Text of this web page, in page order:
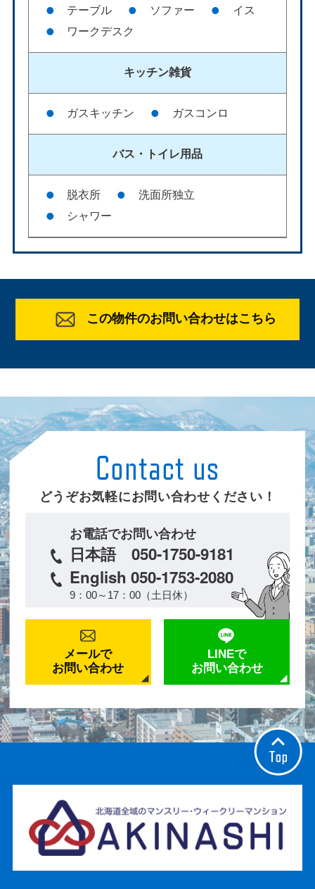
テーブル
ソファー
イス
ワークデスク
キッチン雑貨
ガスキッチン ガスコンロ
バス・ トイレ用品
脱衣所
洗面所独立
シャワー
この物件のお問い合わせはこちら
どうぞお気軽にお問い合わせください！
お電話でお問い合わせ
日本語 050-1750-9181
English 050-1753-2080
9：00～17：00（土日休）
メールで
お問い合わせ
LINEで
お問い合わせ